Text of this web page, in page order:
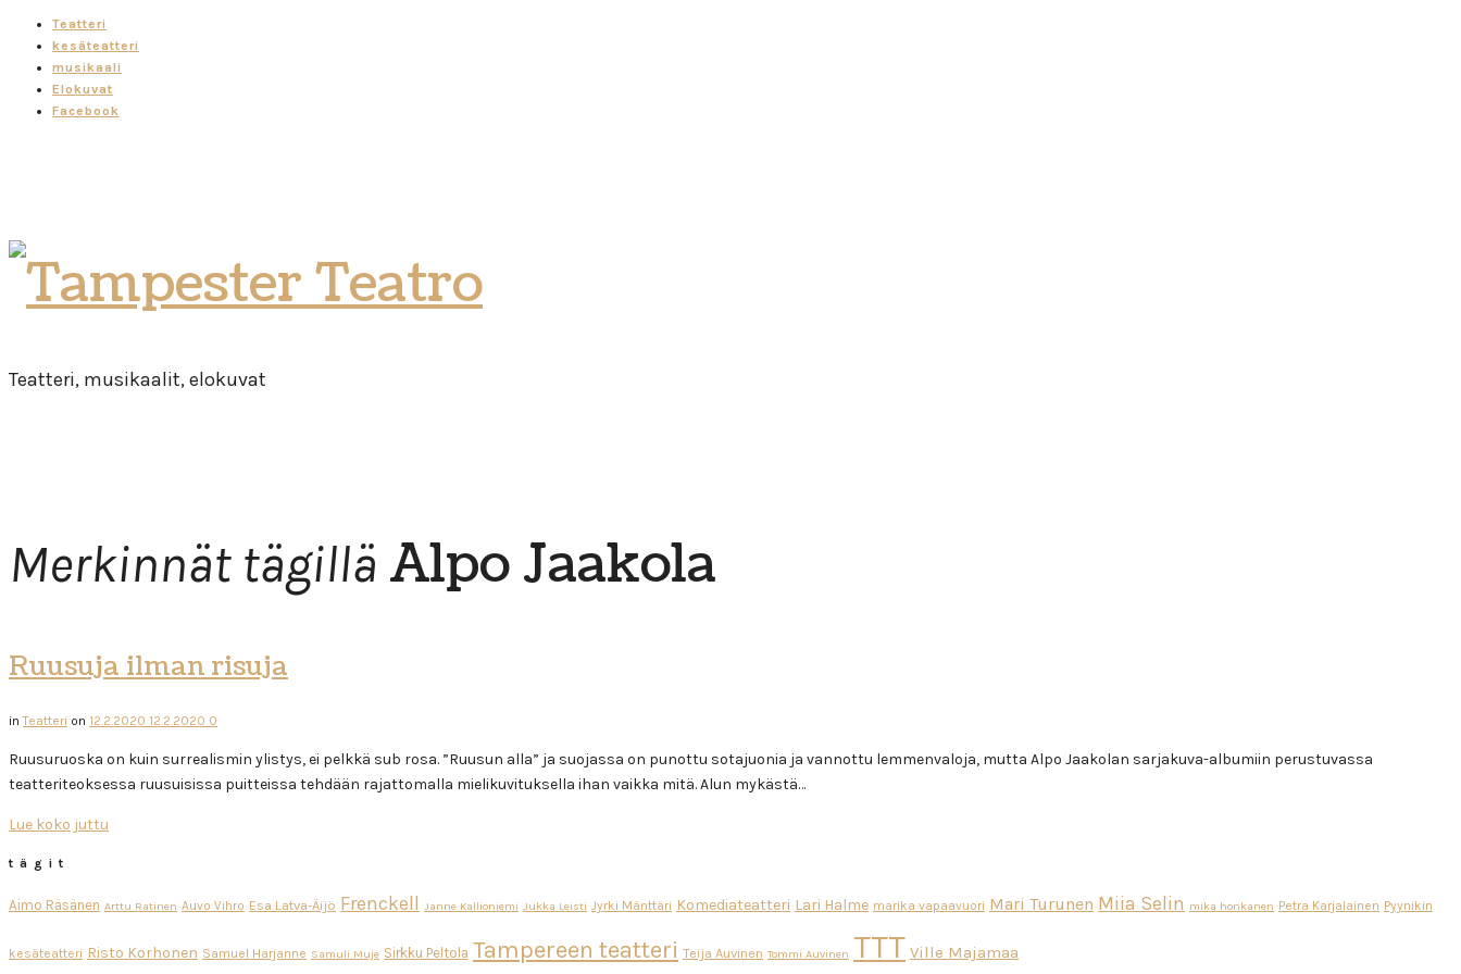
Teatteri
kesäteatteri
musikaali
Elokuvat
Facebook
Tampester
Teatro
Teatteri, musikaalit, elokuvat
Merkinnät tägillä Alpo Jaakola
Ruusuja ilman risuja
inTeatteri on 12.2.2020 12.2.2020 0
Ruusuruoska on kuin surrealismin ylistys, ei pelkkä sub rosa. ”Ruusun alla” ja suojassa on punottu sotajuonia ja vannottu lemmenvaloja, mutta Alpo Jaakolan sarjakuva-albumiin perustuvassa
teatteriteoksessa ruusuisissa puitteissa tehdään rajattomalla mielikuvituksella ihan vaikka mitä. Alun mykästä…
Lue koko juttu
tägit
Aimo Räsänen Arttu Ratinen Auvo Vihro Esa Latva-Äijö Frenckell Janne Kallioniemi Jukka Leisti Jyrki Mänttäri Komediateatteri Lari Halme marika vapaavuori Mari Turunen Miia Selin mika honkanen Petra Karjalainen Pyynikin
kesäteatteri Risto Korhonen Samuel Harjanne Samuli Muje Sirkku Peltola Tampereen teatteri Teija Auvinen Tommi Auvinen TTT Ville Majamaa